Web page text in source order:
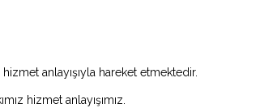
anlayışıyla hareket etmektedir.
hizmet anlayışımız.